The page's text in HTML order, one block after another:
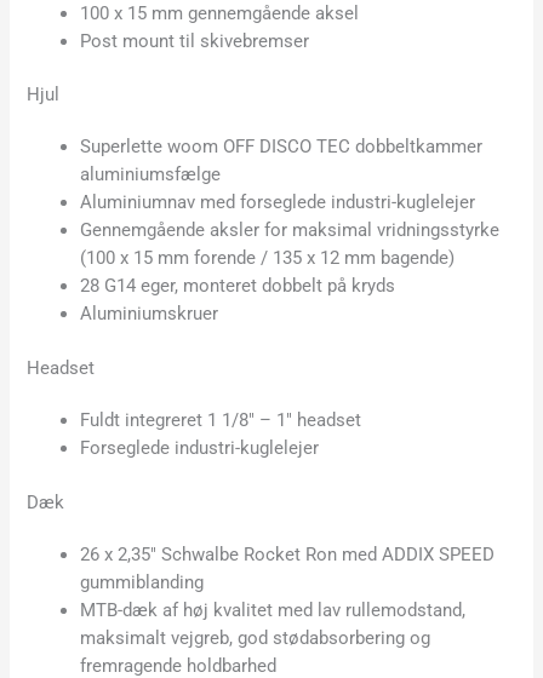
100 x 15 mm gennemgående aksel
Post mount til skivebremser
Hjul
Superlette woom OFF DISCO TEC dobbeltkammer
aluminiumsfælge
Aluminiumnav med forseglede industri-kuglelejer
Gennemgående aksler for maksimal vridningsstyrke
(100 x 15 mm forende / 135 x 12 mm bagende)
28 G14 eger, monteret dobbelt på kryds
Aluminiumskruer
Headset
Fuldt integreret 1 1/8″ – 1″ headset
Forseglede industri-kuglelejer
Dæk
26 x 2,35″ Schwalbe Rocket Ron med ADDIX SPEED
gummiblanding
MTB-dæk af høj kvalitet med lav rullemodstand,
maksimalt vejgreb, god stødabsorbering og
fremragende holdbarhed